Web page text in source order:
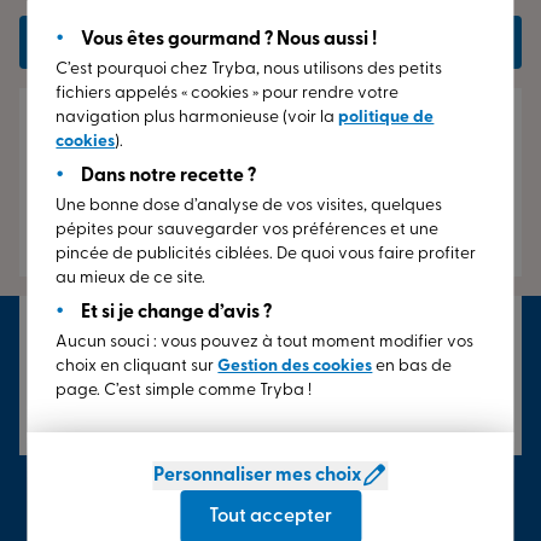
temps. Chaque produit est conçu et assemblé
dans nos sites de fabrication en France métropolitaine
depuis plus de 40 ans. Chez Tryba, notre savoir-faire
nous permet de vousgarantir nos produits jusqu’à 30 ans
Adopter une menuiserie est un point essentiel dans un
projet. Nous vous accompagnons dans sa
la conception à la pose incluse. Nos conseillers
professionnels mettent leurs expertises à votre service
pour découvrir la meilleuresolution adaptée à vos
besoins et vos envies. Chez Tryba, dans notre Espace
Conseil, paramétrez l’ensemble des détails de votre
installation et profitez d’unepersonne dédiéechez nous
pour vous guider dans votre projet. Vous pourrez ainsi
vous concevoir etpersonnaliser vos menuiseries sur
mesure : matériaux, formes, couleurs …Tous nos poseurs
sont
(Reconnu Garant de l’Environnement)
et entraînés en permanence par nos soins.
Autrement dit, ils appliquent le strict respect des règles
Lire plus d’avis
PHILIPPE GARET
Pose effectuée avec soin et fenêtres comme neuves
après 8 ans
il y a 4 mois
ORMES
Patrick
5/5
Personnel très professionnel
Vous êtes gourmand ? Nous aussi !
C’est pourquoi chez Tryba, nous utilisons des petits
fichiers appelés « cookies » pour rendre votre
navigation plus harmonieuse (voir lapolitique de
cookies).
Dans notre recette ?
Une bonne dose d’analyse de vos visites, quelques
pépites pour sauvegarder vos préférences et une
pincée de publicités ciblées. De quoi vous faire profiter
au mieux de ce site.
Et si je change d’avis ?
Aucun souci : vous pouvez à tout moment modifier vos
choix en cliquant surGestion des cookies en bas de
page. C’est simple comme Tryba !
Personnaliser mes choix
Tout accepter